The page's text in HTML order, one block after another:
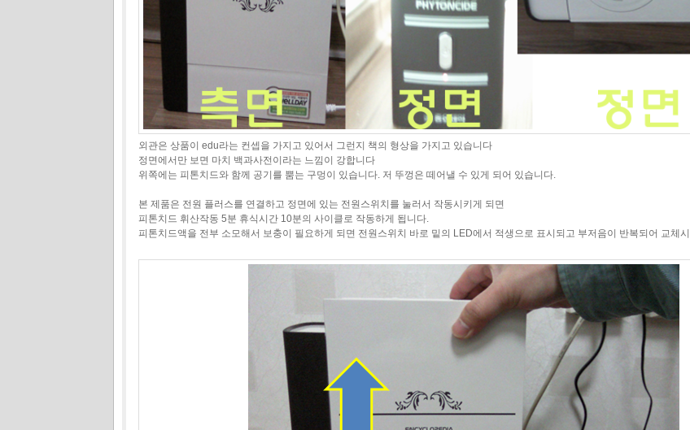
외관은 상품이 edu라는 컨셉을 가지고 있어서 그런지 책의 형상을 가지고 있습니다
정면에서만 보면 마치 백과사전이라는 느낌이 강합니다
위쪽에는 피톤치드와 함께 공기를 뿜는 구멍이 있습니다. 저 뚜껑은 떼어낼 수 있게 되어 있습니다.
본 제품은 전원 플러스를 연결하고 정면에 있는 전원스위치를 눌러서 작동시키게 되면
피톤치드 휘산작동 5분 휴식시간 10분의 사이클로 작동하게 됩니다.
피톤치드액을 전부 소모해서 보충이 필요하게 되면 전원스위치 바로 밑의 LED에서 적생으로 표시되고 부저음이 반복되어 교체